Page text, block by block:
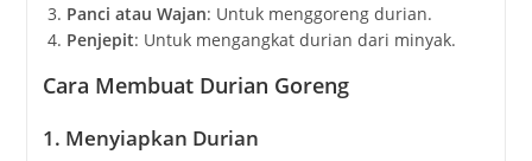
Panci atau Wajan: Untuk menggoreng durian.
Penjepit: Untuk mengangkat durian dari minyak.
Cara Membuat Durian Goreng
1. Menyiapkan Durian